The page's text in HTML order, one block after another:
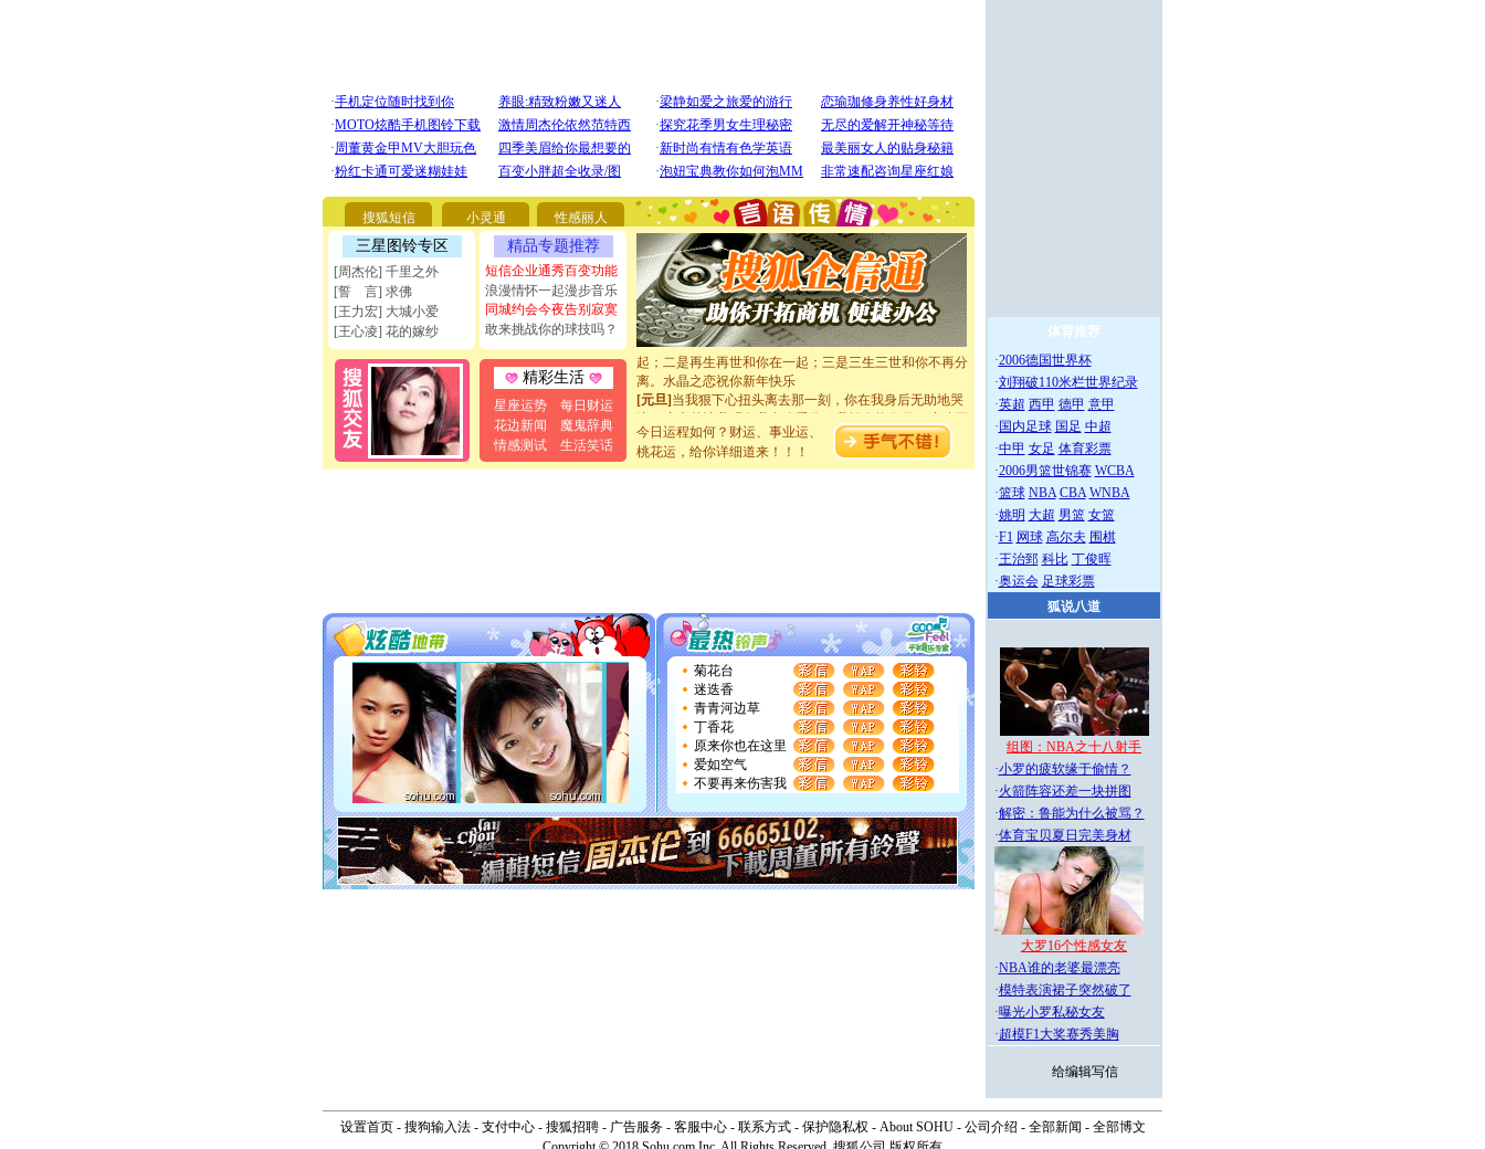
搜狐短信 小灵通 性感丽人
三星图铃专区
[周杰伦] 千里之外
[誓 言] 求佛
[王力宏] 大城小爱
[王心凌] 花的嫁纱
精品专题推荐
短信企业通秀百变功能
浪漫情怀一起漫步音乐
同城约会今夜告别寂寞
敢来挑战你的球技吗？
精彩生活
星座运势
每日财运
花边新闻
魔鬼辞典
情感测试
生活笑话
[圣诞节]圣诞节到了，想想没什么送给你的，又不打算给
你太多，只有给你五千万：千万快乐！千万要健康！千万
要平安！千万要知足！千万不要忘记我！
能正大光明地骚扰你,告诉你,圣诞要快乐!新年要快乐!天
天都要快乐噢!
[圣诞节]奉上一颗祝福的心,在这个特别的日子里,愿幸福,
如意,快乐,鲜花,一切美好的祝愿与你同在.圣诞快乐!
[元旦]看到你我会触电；看不到你我要充电；没有你我会
断电。爱你是我职业，想你是我事业，抱你是我特长，吻
你是我专业！水晶之恋祝你新年快乐
[元旦]如果上天让我许三个愿望，一是今生今世和你在一
起；二是再生再世和你在一起；三是三生三世和你不再分
离。水晶之恋祝你新年快乐
[元旦]当我狠下心扭头离去那一刻，你在我身后无助地哭
泣，这痛楚让我明白我多么爱你。我转身抱住你：这猪不
卖了。水晶之恋祝你新年快乐。
[春节]风柔雨润好月圆，半岛铁盒伴身边，每日尽显开心
[圣诞节]不只这样的日子才会想起你,而是这样的日子才
能正大光明地骚扰你,告诉你,圣诞要快乐!新年要快乐!天
天都要快乐噢!
[圣诞节]奉上一颗祝福的心,在这个特别的日子里,愿幸福,
如意,快乐,鲜花,一切美好的祝愿与你同在.圣诞快乐!
[元旦]
看到你我会触电；看不到你我要充电；没有你我会
断电。爱你是我职业，想你是我事业，抱你是我特长，吻
你是我专业！水晶之恋祝你新年快乐
[元旦]
如果上天让我许三个愿望，一是今生今世和你在一
起；二是再生再世和你在一起；三是三生三世和你不再分
离。水晶之恋祝你新年快乐
[元旦]当我狠下心扭头离去那一刻，你在我身后无助地哭
泣，这痛楚让我明白我多么爱你。我转身抱住你：这猪不
卖了。水晶之恋祝你新年快乐。
[春节]风柔雨润好月圆，半岛铁盒伴身边，每日尽显开心
今日运程如何？财运、事业运、
桃花运，给你详细道来！！！
菊花台
迷迭香
青青河边草
丁香花
原来你也在这里
爱如空气
不要再来伤害我
体育推荐
·2006德国世界杯
·刘翔破110米栏世界纪录
·英超 西甲 德甲 意甲
· 国内足球 国足 中超
·中甲 女足 体育彩票
·2006男篮世锦赛 WCBA
·篮球 NBA CBA WNBA
·姚明 大超 男篮 女篮
·F1 网球 高尔夫 围棋
·王治郅 科比 丁俊晖
·奥运会 足球彩票
狐说八道
组图：NBA之十八射手
·小罗的疲软缘于偷情？
·火箭阵容还差一块拼图
·解密：鲁能为什么被骂？
·体育宝贝夏日完美身材
大罗16个性感女友
·NBA谁的老婆最漂亮
·模特表演裙子突然破了
·曝光小罗私秘女友
·超模F1大奖赛秀美胸
给编辑写信
设置首页- 搜狗输入法- 支付中心- 搜狐招聘- 广告服务- 客服中心- 联系方式- 保护隐私权 - About SOHU- 公司介绍 - 全部新闻 - 全部博文